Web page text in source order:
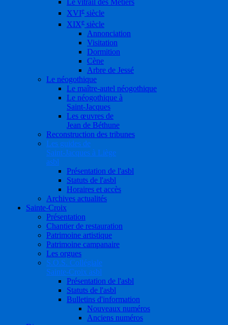
XVIe siècle
XIXe siècle
Annonciation
Visitation
Dormition
Cène
Arbre de Jessé
Le néogothique
Le maître-autel néogothique
Le néogothique à
Saint-Jacques
Les œuvres de
Jean de Béthune
Reconstruction des tribunes
Les guides de
Saint-Jacques à Liège
asbl
Présentation de l'asbl
Statuts de l'asbl
Horaires et accès
Archives actualités
Sainte-Croix
Présentation
Chantier de restauration
Patrimoine artistique
Patrimoine campanaire
Les orgues
S.O.S. Collégiale
Sainte-Croix asbl
Présentation de l'asbl
Statuts de l'asbl
Bulletins d'information
Nouveaux numéros
Anciens numéros